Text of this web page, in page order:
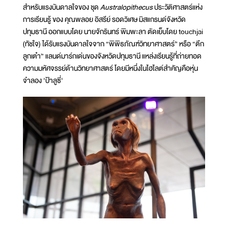
สำหรับแรงบันดาลใจของ ชุดAustralopithecusประวัติศาสตร์แห่ง
การเรียนรู้ ของ คุณพลอย อิสรีย์ รอดวิเศษ มิสแกรนด์จังหวัด
ปทุมธานี ออกแบบโดย นายจักรินทร์ พิมพะลา ตัดเย็บโดย touchjai
(ทัชใจ) ได้รับแรงบันดาลใจจาก “พิพิธภัณฑ์วิทยาศาสตร์” หรือ “ตึก
ลูกเต๋า” แลนด์มาร์กเด่นของจังหวัดปทุมธานี แหล่งเรียนรู้ที่ถ่ายทอด
ความมหัศจรรย์ด้านวิทยาศาสตร์ โดยมีหนึ่งในไฮไลต์สำคัญคือหุ่น
จำลอง 'ป้าลูซี่'